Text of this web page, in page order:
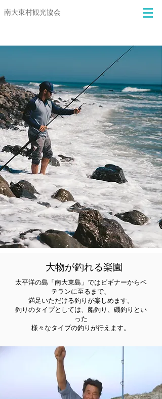
​​南大東村観光協会
大物が釣れる楽園
太平洋の島「南大東島」ではビギナーからベ
テランに至るまで、
満足いただける釣りが楽しめます。
釣りのタイプとしては、船釣り、磯釣りとい
った
様々なタイプの釣りが行えます。